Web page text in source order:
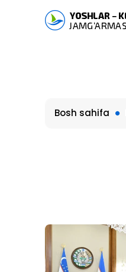
Bosh sahifa